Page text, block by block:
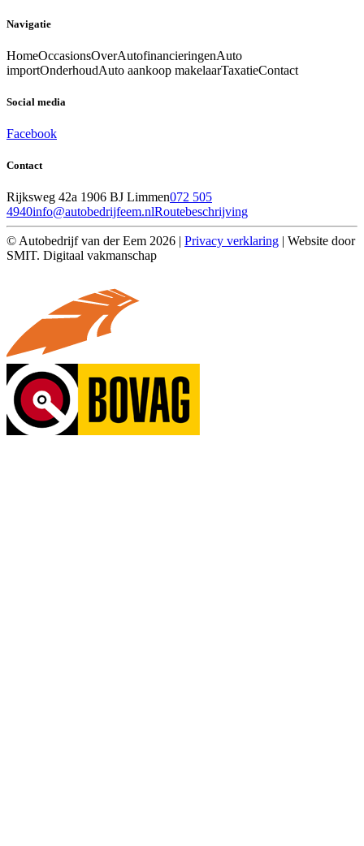
Navigatie
HomeOccasionsOverAutofinancieringenAuto
importOnderhoudAuto aankoop makelaarTaxatieContact
Social media
Facebook
Contact
Rijksweg 42a 1906 BJ Limmen072 505
4940info@autobedrijfeem.nlRoutebeschrijving
© Autobedrijf van der Eem 2026 | Privacy verklaring | Website door
SMIT. Digitaal vakmanschap